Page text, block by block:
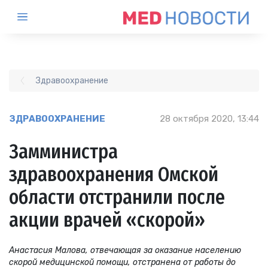
Здравоохранение
ЗДРАВООХРАНЕНИЕ 28 октября 2020, 13:44
Замминистра
здравоохранения Омской
области отстранили после
акции врачей «скорой»
Анастасия Малова, отвечающая за оказание населению
скорой медицинской помощи, отстранена от работы до